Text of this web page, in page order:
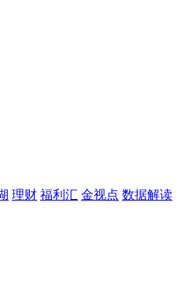
理财 福利汇 金视点 数据解读